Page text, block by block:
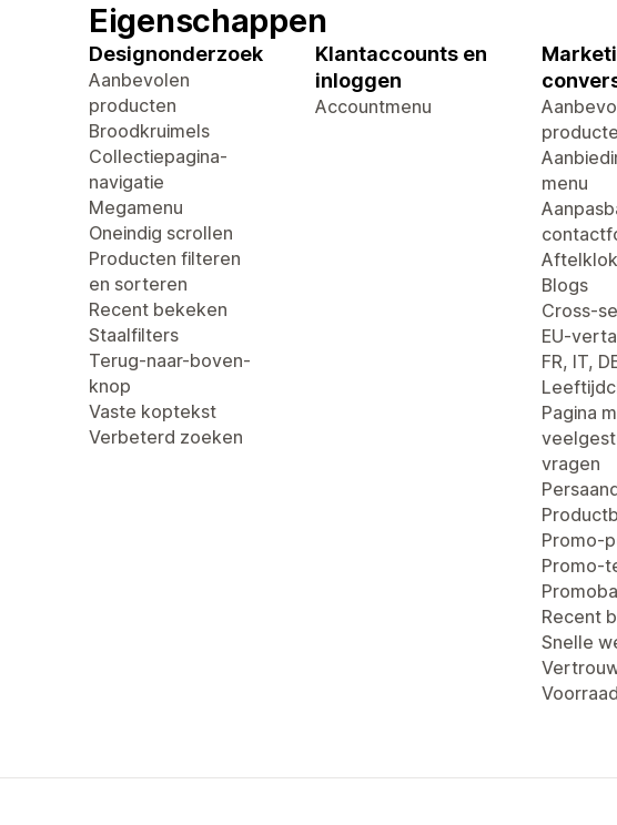
Eigenschappen
Designonderzoek
Aanbevolen
producten
Broodkruimels
Collectiepagina-
navigatie
Megamenu
Oneindig scrollen
Producten filteren
en sorteren
Recent bekeken
Staalfilters
Terug-naar-boven-
knop
Vaste koptekst
Verbeterd zoeken
Klantaccounts en
inloggen
Accountmenu
menu
Aftelklok
Blogs
Cross-
EU-
FR, IT,
Pagina
vragen
Promo-
Promo-
Recent
Snelle